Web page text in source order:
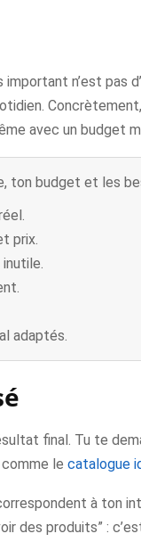
n’est pas
avec un budget
ton budget et les
prix.
adaptés.
final. Tu te
le catalogue
à ton
des produits” :